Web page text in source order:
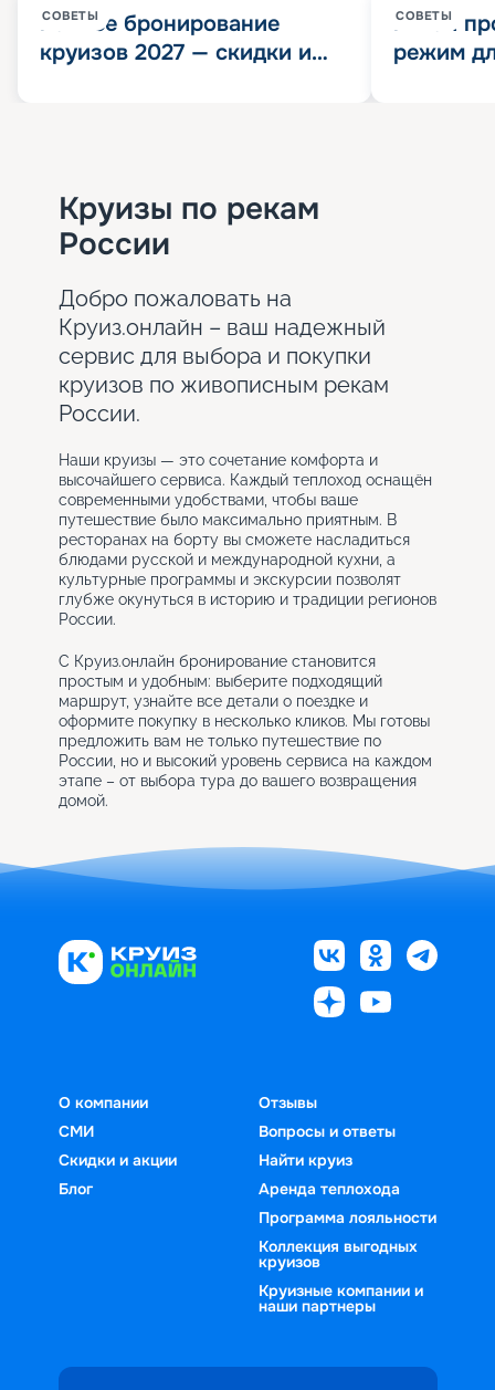
СОВЕТЫ
Раннее бронирование
круизов 2027 — скидки и
СОВЕТЫ
Китай
режим
Круизы по рекам
России
Добро пожаловать на
Круиз.онлайн – ваш надежный
сервис для выбора и покупки
круизов по живописным рекам
России.
Наши круизы — это сочетание комфорта и
высочайшего сервиса. Каждый теплоход оснащён
современными удобствами, чтобы ваше
путешествие было максимально приятным. В
ресторанах на борту вы сможете насладиться
блюдами русской и международной кухни, а
культурные программы и экскурсии позволят
глубже окунуться в историю и традиции регионов
России.
С Круиз.онлайн бронирование становится
простым и удобным: выберите подходящий
маршрут, узнайте все детали о поездке и
оформите покупку в несколько кликов. Мы готовы
предложить вам не только путешествие по
России, но и высокий уровень сервиса на каждом
этапе – от выбора тура до вашего возвращения
домой.
О компании
СМИ
Скидки и акции
Блог
Отзывы
Вопросы и ответы
Найти круиз
Аренда теплохода
Программа лояльности
Коллекция выгодных
круизов
Круизные компании и
наши партнеры